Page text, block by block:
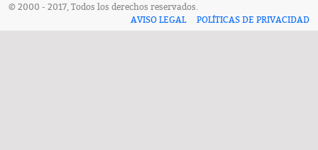
© 2000 - 2017, Todos los derechos reservados.
AVISO LEGAL
POLÍTICAS DE PRIVACIDAD